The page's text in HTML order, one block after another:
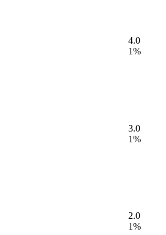
4.0
1%
3.0
1%
2.0
1%